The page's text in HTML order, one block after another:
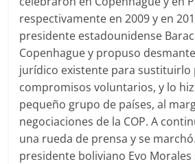
respectivamente en 2009 y en
presidente estadounidense
Copenhague y propuso
jurídico existente para sustituirlo
compromisos voluntarios, y lo
pequeño grupo de países, al
negociaciones de la COP. A
una rueda de prensa y se
presidente boliviano Evo Morales